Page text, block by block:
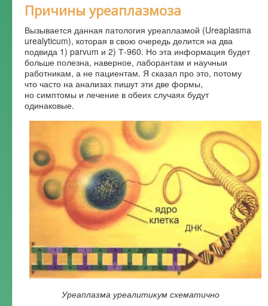
Форум
Причины уреаплазмоза
Вызывается данная патология уреаплазмой (Ureaplasma
urealyticum), которая в свою очередь делится на два
подвида 1) parvum и 2) Т-960. Но эта информация будет
больше полезна, наверное, лаборантам и научныи
работникам, а не пациентам. Я сказал про это, потому
что часто на анализах пишут эти две формы,
но симптомы и лечение в обеих случаях будут
одинаковые.
Уреаплазма уреалитикум схематично